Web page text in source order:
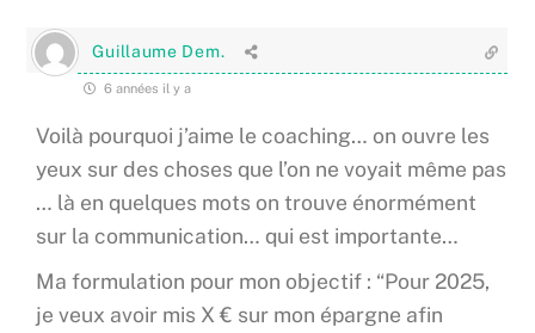
Guillaume Dem.
6 années il y a
Voilà pourquoi j’aime le coaching… on ouvre les
yeux sur des choses que l’on ne voyait même pas
… là en quelques mots on trouve énormément
sur la communication… qui est importante…
Ma formulation pour mon objectif : “Pour 2025,
je veux avoir mis X € sur mon épargne afin